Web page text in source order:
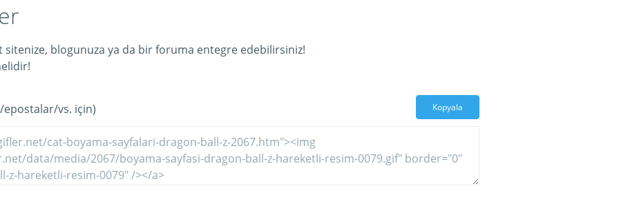
blogunuza ya da bir foruma entegre edebilirsiniz!
vs. için) Kopyala